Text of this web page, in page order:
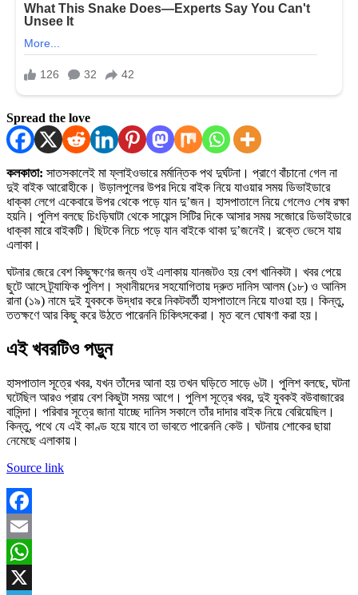
Spread the love
কলকাতা: সাতসকালেই মা ফ্লাইওভারে মর্মান্তিক পথ দুর্ঘটনা। প্রাণে বাঁচানো গেল না
দুই বাইক আরোহীকে। উড়ালপুলের উপর দিয়ে বাইক নিয়ে যাওয়ার সময় ডিভাইডারে
ধাক্কা লেগে একেবারে উপর থেকে পড়ে যান দু’জন। হাসপাতালে নিয়ে গেলেও শেষ রক্ষা
হয়নি। পুলিশ বলছে চিংড়িঘাটা থেকে সায়েন্স সিটির দিকে আসার সময় সজোরে ডিভাইডারে
ধাক্কা মারে বাইকটি। ছিটকে নিচে পড়ে যান বাইকে থাকা দু’জনেই। রক্তে ভেসে যায়
এলাকা।
ঘটনার জেরে বেশ কিছুক্ষণের জন্য ওই এলাকায় যানজটও হয় বেশ খানিকটা। খবর পেয়ে
ছুটে আসে ট্র্যাফিক পুলিশ। স্থানীয়দের সহযোগিতায় দ্রুত দানিস আলম (১৮) ও আনিস
রানা (১৯) নামে দুই যুবককে উদ্ধার করে নিকটবর্তী হাসপাতালে নিয়ে যাওয়া হয়। কিন্তু,
ততক্ষণে আর কিছু করে উঠতে পারেননি চিকিৎসকেরা। মৃত বলে ঘোষণা করা হয়।
এই খবরটিও পড়ুন
হাসপাতাল সূত্রে খবর, যখন তাঁদের আনা হয় তখন ঘড়িতে সাড়ে ৬টা। পুলিশ বলছে, ঘটনা
ঘটেছিল আরও প্রায় বেশ কিছুটা সময় আগে। পুলিশ সূত্রে খবর, দুই যুবকই বউবাজারের
বাসিন্দা। পরিবার সূত্রে জানা যাচ্ছে দানিস সকালে তাঁর দাদার বাইক নিয়ে বেরিয়েছিল।
কিন্তু, পথে যে এই কাণ্ড হয়ে যাবে তা ভাবতে পারেননি কেউ। ঘটনায় শোকের ছায়া
নেমেছে এলাকায়।
Source link
Facebook
Email
WhatsApp